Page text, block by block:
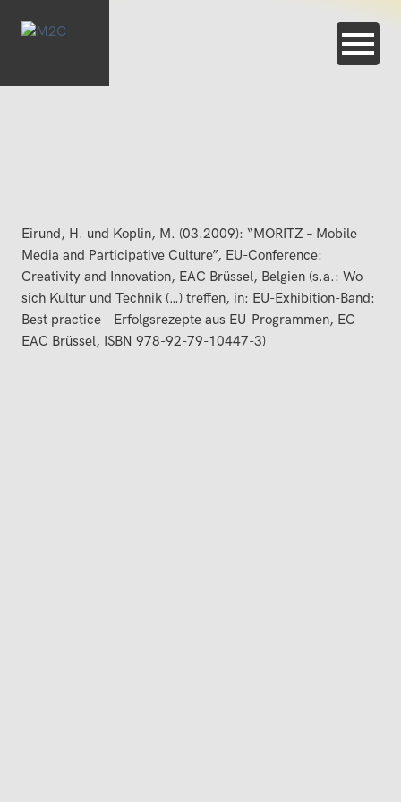
Eirund, H. und Koplin, M. (03.2009): “MORITZ – Mobile
Media and Participative Culture”, EU-Conference:
Creativity and Innovation, EAC Brüssel, Belgien (s.a.: Wo
sich Kultur und Technik (…) treffen, in: EU-Exhibition-Band:
Best practice – Erfolgsrezepte aus EU-Programmen, EC-
EAC Brüssel, ISBN 978-92-79-10447-3)